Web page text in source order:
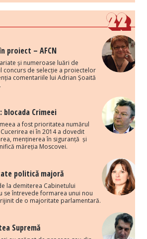
proiect – AFCN
și numeroase luări de
concurs de selecție a proiectelor
comentariile lui Adrian Șoaită
blocada Crimeei
a fost prioritatea numărul
ei în 2014 a dovedit
menținerea în siguranță și
măreția Moscovei.
politică majoră
la demiterea Cabinetului
se întrevede formarea unui nou
de o majoritate parlamentară.
Supremă